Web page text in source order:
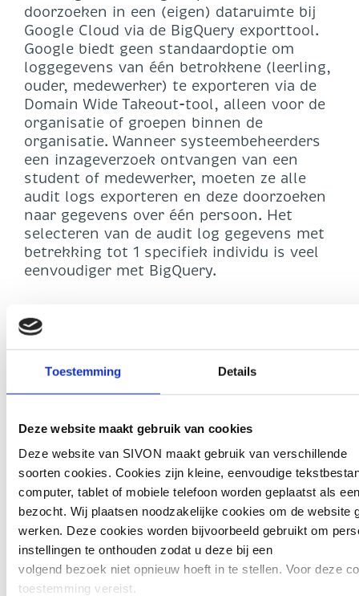
Toestemming Details
Deze website maakt gebruik van cookies
Deze website van SIVON maakt gebruik van verschillende
soorten cookies. Cookies zijn kleine, eenvoudige
computer, tablet of mobiele telefoon worden geplaatst als
bezocht. Wij plaatsen noodzakelijke cookies om de website
werken. Deze cookies worden bijvoorbeeld gebruikt om
instellingen te onthouden zodat u deze bij een
volgend bezoek niet opnieuw hoeft in te stellen. Voor deze
toestemming vereist.
doorzoeken in een (eigen) dataruimte bij
Google Cloud via de BigQuery exporttool.
Google biedt geen standaardoptie om
loggegevens van één betrokkene (leerling,
ouder, medewerker) te exporteren via de
Domain Wide Takeout-tool, alleen voor de
organisatie of groepen binnen de
organisatie. Wanneer systeembeheerders
een inzageverzoek ontvangen van een
student of medewerker, moeten ze alle
audit logs exporteren en deze doorzoeken
naar gegevens over één persoon. Het
selecteren van de audit log gegevens met
betrekking tot 1 specifiek individu is veel
eenvoudiger met BigQuery.
(gehoste MySQL). Om BigQuery in te
schakelen, moet de beheerder eerst de
aanvullende dienst (additional service)
‘Google Cloud Platform’ inschakelen. Zet
administrators.